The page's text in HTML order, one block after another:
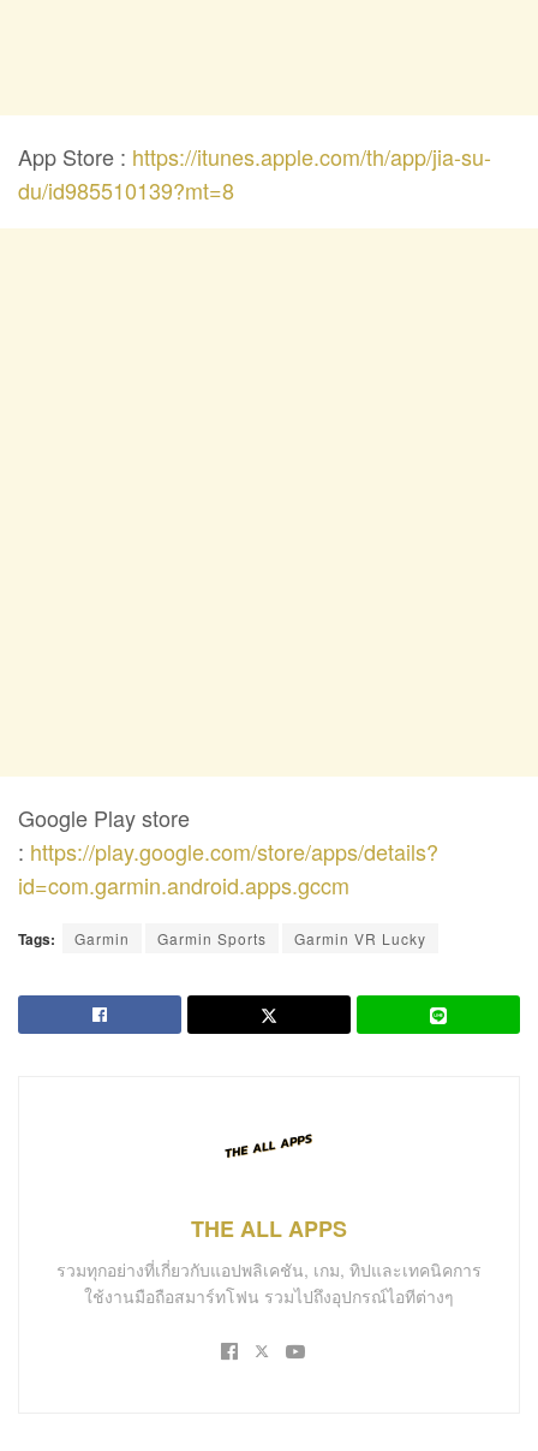
App Store : https://itunes.apple.com/th/app/jia-su-
du/id985510139?mt=8
Google Play store
: https://play.google.com/store/apps/details?
id=com.garmin.android.apps.gccm
Tags: Garmin Garmin Sports Garmin VR Lucky
THE ALL APPS
รวมทุกอย่างที่เกี่ยวกับแอปพลิเคชัน, เกม, ทิปและเทคนิคการ
ใช้งานมือถือสมาร์ทโฟน รวมไปถึงอุปกรณ์ไอทีต่างๆ